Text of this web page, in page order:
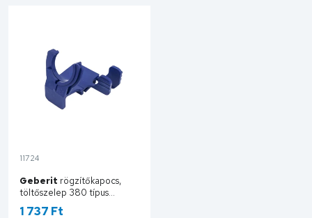
11724
Geberit rögzítőkapocs,
töltőszelep 380 típus
240.923.00.1
1 737 Ft